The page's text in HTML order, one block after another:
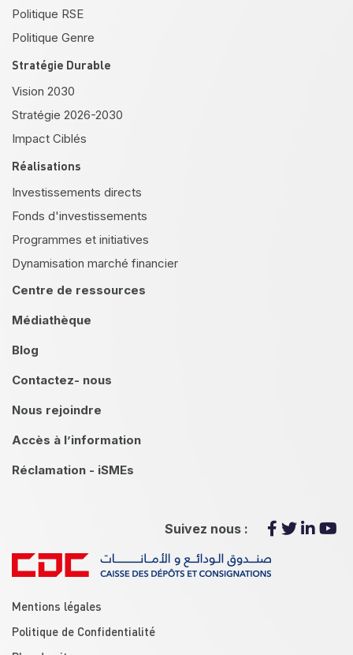
Politique RSE
Politique Genre
Stratégie Durable
Vision 2030
Stratégie 2026-2030
Impact Ciblés
Réalisations
Investissements directs
Fonds d'investissements
Programmes et initiatives
Dynamisation marché financier
Centre de ressources
Médiathèque
Blog
Contactez- nous
Nous rejoindre
Accès à l’information
Réclamation - iSMEs
Suivez nous :
Mentions légales
Politique de Confidentialité